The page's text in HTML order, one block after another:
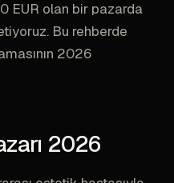
EUR olan bir pazarda
Bu rehberde
2026
2026